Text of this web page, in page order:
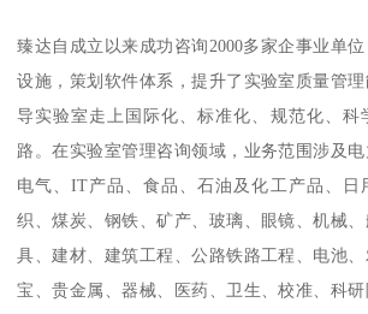
臻达自成立以来成功咨询2000多家企事业单
设施，策划软件体系，提升了实验室质量管理
导实验室走上国际化、标准化、规范化、科
路。在实验室管理咨询领域，业务范围涉及
电气、IT产品、食品、石油及化工产品、日
织、煤炭、钢铁、矿产、玻璃、眼镜、机械
具、建材、建筑工程、公路铁路工程、电池
宝、贵金属、器械、医药、卫生、校准、科